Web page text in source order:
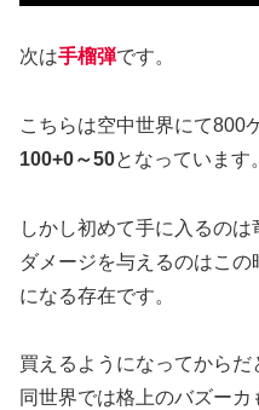
次は手榴弾です。
こちらは空中世界にて800
100+0～50となっています。
しかし初めて手に入るの
ダメージを与えるのはこ
になる存在です。
買えるようになってからだ
同世界では格上のバズー